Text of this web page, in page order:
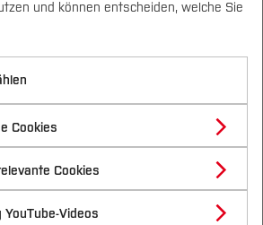
DE|EN Quicklinks
Einschreiben
und Prüfungen
& Transfer
und Transferprofil
(FuT)
studieren
BIM
Geodäsie und
und können entscheiden, welche Sie
Cookies
Cookies
YouTube-Videos